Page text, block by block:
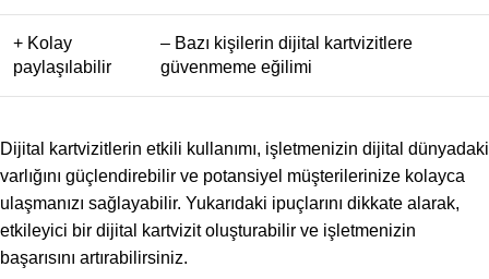
+ Kolay
paylaşılabilir
– Bazı kişilerin dijital kartvizitlere
güvenmeme eğilimi
Dijital kartvizitlerin etkili kullanımı, işletmenizin dijital dünyadaki
varlığını güçlendirebilir ve potansiyel müşterilerinize kolayca
ulaşmanızı sağlayabilir. Yukarıdaki ipuçlarını dikkate alarak,
etkileyici bir dijital kartvizit oluşturabilir ve işletmenizin
başarısını artırabilirsiniz.